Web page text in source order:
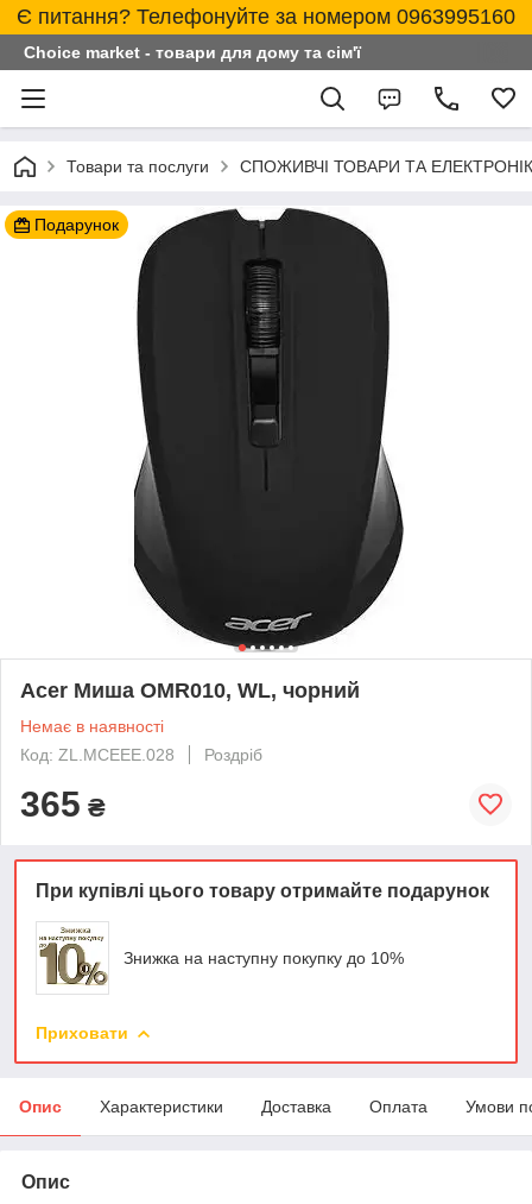
Є питання? Телефонуйте за номером 0963995160
Choice market - товари для дому та сім'ї
Товари та послуги СПОЖИВЧІ ТОВАРИ ТА
Подарунок
Acer Миша OMR010, WL, чорний
Немає в наявності
Код: ZL.MCEEE.028
Роздріб
365 ₴
При купівлі цього товару отримайте подарунок
Знижка на наступну покупку до 10%
Приховати
Опис Характеристики Доставка Оплата Умови
Опис